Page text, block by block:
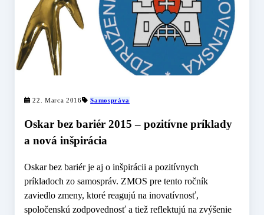
22. Marca 2016 Samospráva
Oskar bez bariér 2015 – pozitívne príklady
a nová inšpirácia
Oskar bez bariér je aj o inšpirácii a pozitívnych
príkladoch zo samospráv. ZMOS pre tento ročník
zaviedlo zmeny, ktoré reagujú na inovatívnosť,
spoločenskú zodpovednosť a tiež reflektujú na zvýšenie